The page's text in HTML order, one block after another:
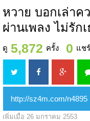
หวาย บอกเล่า
ผ่านเพลง ไม่รัก
ดู 5,872 ครั้ง 0 แชร์
เพิ่มเมื่อ 26 มกราคม 2553